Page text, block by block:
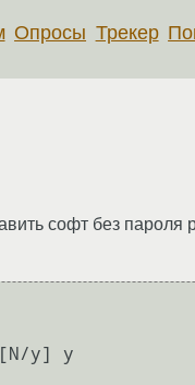
Опросы Трекер
софт без пароля
y] y